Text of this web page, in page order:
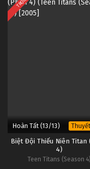
Hoàn Tất (13/13)
Biệt Đội Thiếu Niên Titan
4)
Teen Titans (Season 4)